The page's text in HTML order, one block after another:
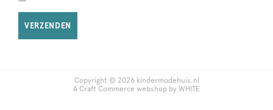
VERZENDEN
Copyright © 2026 kindermodehuis.nl
A Craft Commerce webshop by WHITE